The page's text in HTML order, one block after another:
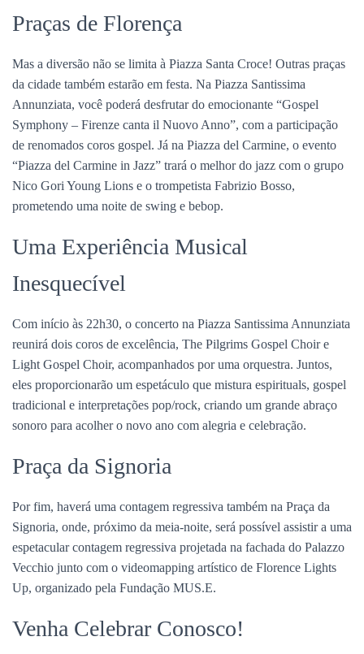
Praças de Florença
Mas a diversão não se limita à Piazza Santa Croce! Outras praças
da cidade também estarão em festa. Na Piazza Santissima
Annunziata, você poderá desfrutar do emocionante “Gospel
Symphony – Firenze canta il Nuovo Anno”, com a participação
de renomados coros gospel. Já na Piazza del Carmine, o evento
“Piazza del Carmine in Jazz” trará o melhor do jazz com o grupo
Nico Gori Young Lions e o trompetista Fabrizio Bosso,
prometendo uma noite de swing e bebop.
Uma Experiência Musical
Inesquecível
Com início às 22h30, o concerto na Piazza Santissima Annunziata
reunirá dois coros de excelência, The Pilgrims Gospel Choir e
Light Gospel Choir, acompanhados por uma orquestra. Juntos,
eles proporcionarão um espetáculo que mistura espirituals, gospel
tradicional e interpretações pop/rock, criando um grande abraço
sonoro para acolher o novo ano com alegria e celebração.
Praça da Signoria
Por fim, haverá uma contagem regressiva também na Praça da
Signoria, onde, próximo da meia-noite, será possível assistir a uma
espetacular contagem regressiva projetada na fachada do Palazzo
Vecchio junto com o videomapping artístico de Florence Lights
Up, organizado pela Fundação MUS.E.
Venha Celebrar Conosco!